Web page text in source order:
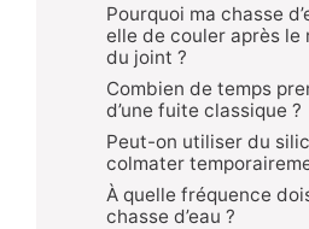
Pourquoi ma chasse
elle de couler après le
du joint ?
Combien de temps
d’une fuite classique ?
Peut-on utiliser du
colmater
À quelle fréquence
chasse d’eau ?